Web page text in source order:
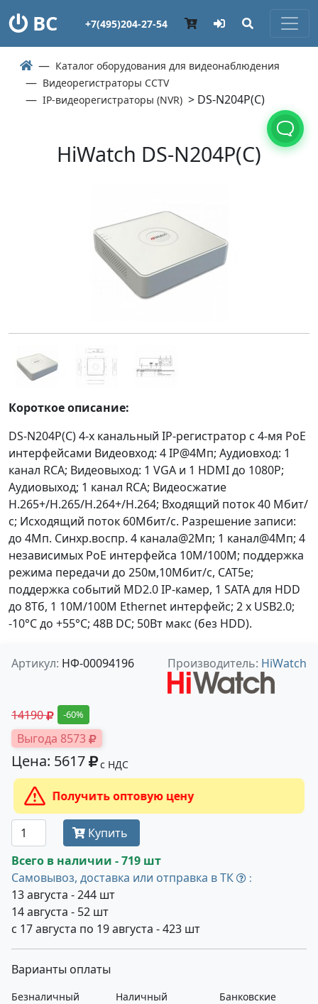
ВС +7(495)204-27-54
Каталог оборудования для видеонаблюдения
Видеорегистраторы CCTV
IP-видеорегистраторы (NVR) > DS-N204P(C)
HiWatch DS-N204P(C)
Короткое описание:
DS-N204P(C) 4-х канальный IP-регистратор c 4-мя PoE
интерфейсами Видеовход: 4 IP@4Мп; Аудиовход: 1
канал RCA; Видеовыход: 1 VGA и 1 HDMI до 1080Р;
Аудиовыход; 1 канал RCA; Видеосжатие
H.265+/H.265/H.264+/H.264; Входящий поток 40 Мбит/
с; Исходящий поток 60Мбит/с. Разрешение записи:
до 4Мп. Синхр.воспр. 4 канала@2Мп; 1 канал@4Мп; 4
независимых PoE интерфейса 10M/100M; поддержка
режима передачи до 250м,10Мбит/с, CAT5e;
поддержка событий MD2.0 IP-камер, 1 SATA для HDD
до 8Тб, 1 10M/100M Ethernet интерфейс; 2 х USB2.0;
-10°C до +55°C; 48В DC; 50Вт макс (без HDD).
Артикул: НФ-00094196 Производитель: HiWatch
14190 -60%
Выгода 8573
Цена: 5617 с НДС
Получить оптовую цену
Купить
Всего в наличии - 719 шт
Самовывоз, доставка или отправка в ТК
:
13 августа - 244 шт
14 августа - 52 шт
с 17 августа по 19 августа - 423 шт
Варианты оплаты
Безналичный
Наличный
Банковские